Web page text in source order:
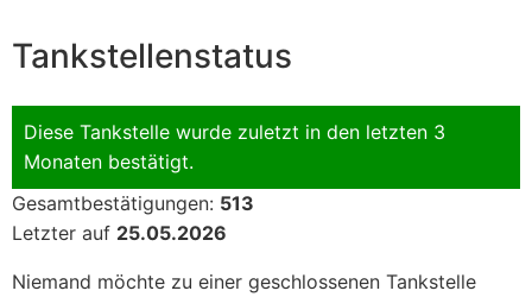
Tankstellenstatus
Diese Tankstelle wurde zuletzt in den letzten 3
Monaten bestätigt.
Gesamtbestätigungen: 513
Letzter auf 25.05.2026
Niemand möchte zu einer geschlossenen Tankstelle